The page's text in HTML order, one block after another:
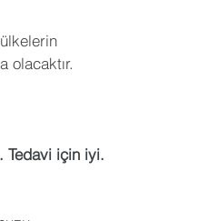
olacaktır.
Tedavi için iyi.